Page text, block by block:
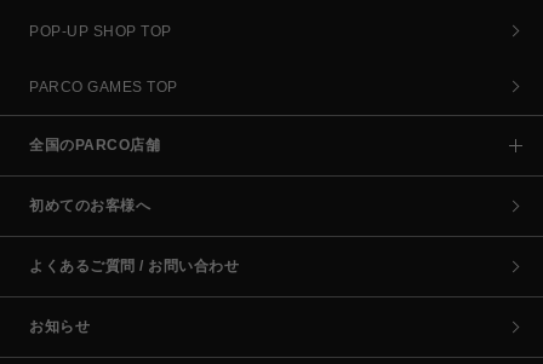
POP-UP SHOP TOP
PARCO GAMES TOP
全国のPARCO店舗
初めてのお客様へ
よくあるご質問 / お問い合わせ
お知らせ